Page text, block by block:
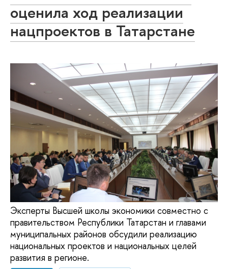
оценила ход реализации
нацпроектов в Татарстане
Эксперты Высшей школы экономики совместно с
правительством Республики Татарстан и главами
муниципальных районов обсудили реализацию
национальных проектов и национальных целей
развития в регионе.